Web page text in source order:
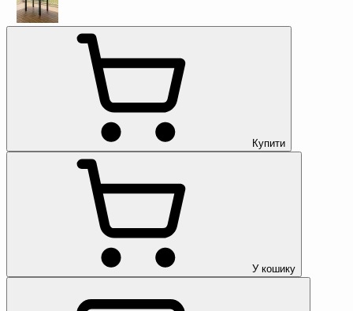
Купити
У кошику